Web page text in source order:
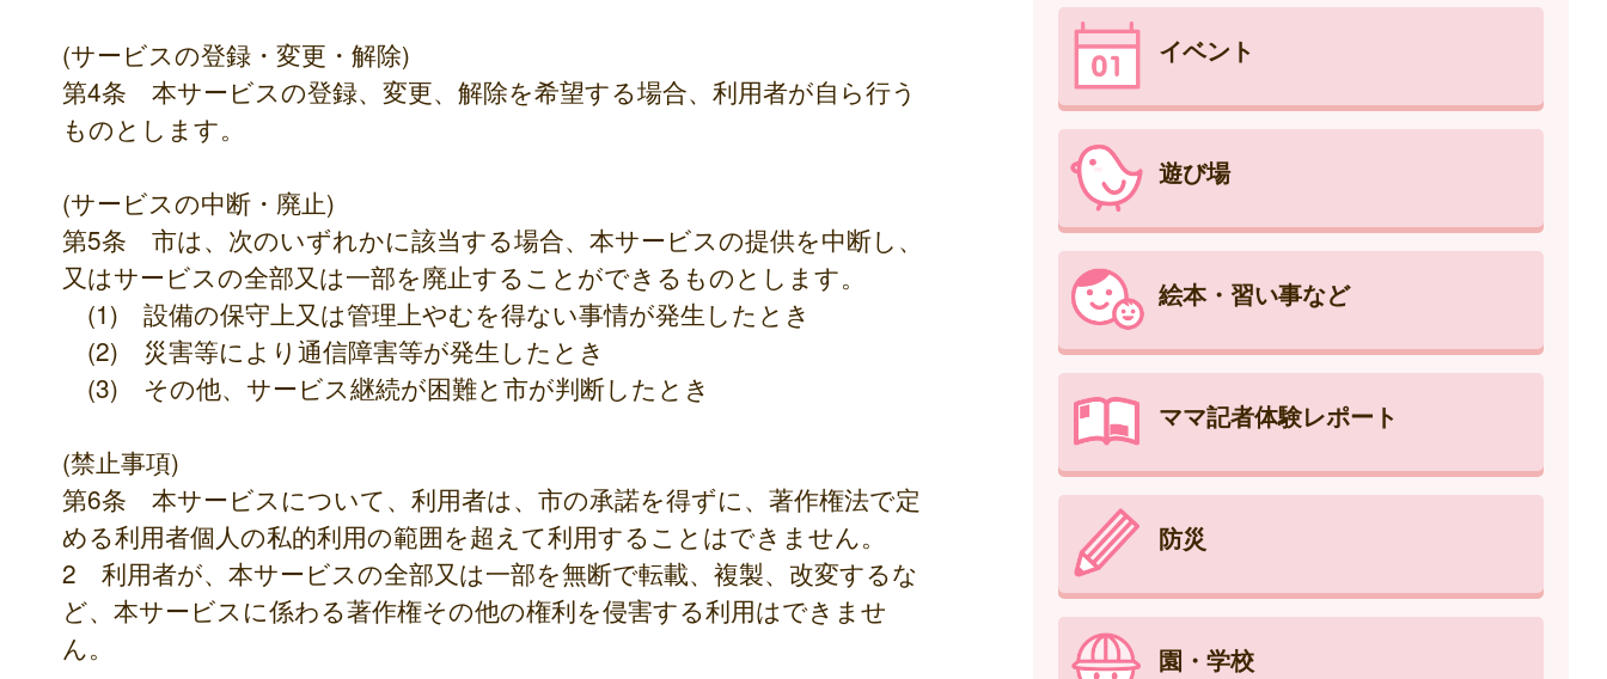
(サービスの登録・変更・解除)
第4条 本サービスの登録、変更、解除を希望する場合、利用者が自ら行う
ものとします。
(サービスの中断・廃止)
第5条 市は、次のいずれかに該当する場合、本サービスの提供を中断し、
又はサービスの全部又は一部を廃止することができるものとします。
(1) 設備の保守上又は管理上やむを得ない事情が発生したとき
(2) 災害等により通信障害等が発生したとき
(3) その他、サービス継続が困難と市が判断したとき
(禁止事項)
第6条 本サービスについて、利用者は、市の承諾を得ずに、著作権法で定
める利用者個人の私的利用の範囲を超えて利用することはできません。
2 利用者が、本サービスの全部又は一部を無断で転載、複製、改変するな
ど、本サービスに係わる著作権その他の権利を侵害する利用はできませ
ん。
イベント
遊び場
絵本・習い事など
ママ記者体験レポート
防災
園・学校